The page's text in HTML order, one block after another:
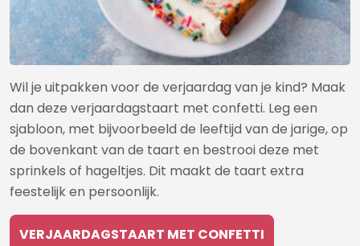
Wil je uitpakken voor de verjaardag van je kind? Maak
dan deze verjaardagstaart met confetti. Leg een
sjabloon, met bijvoorbeeld de leeftijd van de jarige, op
de bovenkant van de taart en bestrooi deze met
sprinkels of hageltjes. Dit maakt de taart extra
feestelijk en persoonlijk.
VERJAARDAGSTAART MET CONFETTI